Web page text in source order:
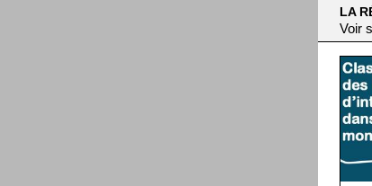
LA
Voir